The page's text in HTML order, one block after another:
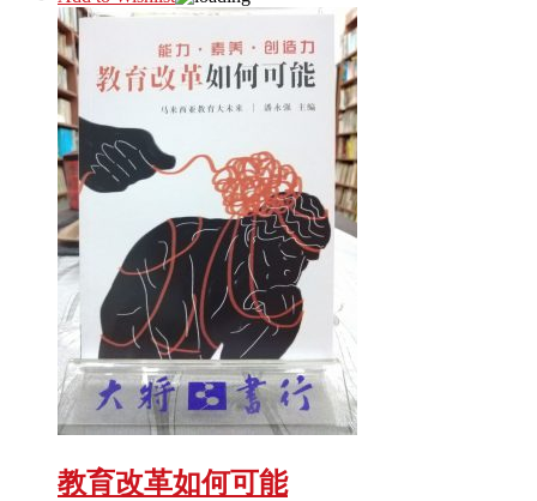
教育改革如何可能